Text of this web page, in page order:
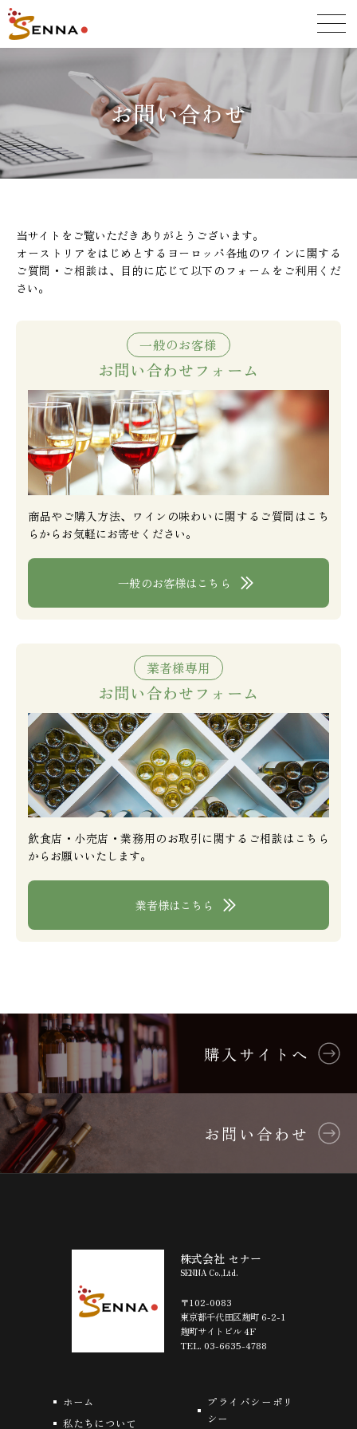
お問い合わせ
当サイトをご覧いただきありがとうございます。
オーストリアをはじめとするヨーロッパ各地のワインに関する
ご質問・ご相談は、目的に応じて以下のフォームをご利用くだ
さい。
一般のお客様
お問い合わせフォーム
商品やご購入方法、ワインの味わいに関するご質問はこち
らからお気軽にお寄せください。
一般のお客様はこちら
業者様専用
お問い合わせフォーム
飲食店・小売店・業務用のお取引に関するご相談はこちら
からお願いいたします。
業者様はこちら
購入サイトへ
お問い合わせ
株式会社 セナー
SENNA Co.,Ltd.
〒102-0083
東京都千代田区麹町 6-2-1
麹町サイトビル 4F
TEL. 03-6635-4788
ホーム
私たちについて
プライバシーポリ
シー